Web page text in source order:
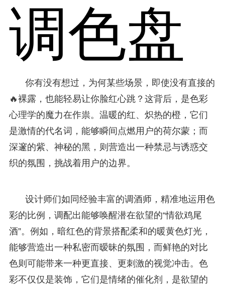
调色盘
你有没有想过，为何某些场景，即使没有直接的
🔥裸露，也能轻易让你脸红心跳？这背后，是色彩
心理学的魔力在作祟。温暖的红、炽热的橙，它们
是激情的代名词，能够瞬间点燃用户的荷尔蒙；而
深邃的紫、神秘的黑，则营造出一种禁忌与诱惑交
织的氛围，挑战着用户的边界。
设计师们如同经验丰富的调酒师，精准地运用色
彩的比例，调配出能够唤醒潜在欲望的“情欲鸡尾
酒”。例如，暗红色的背景搭配柔和的暖黄色灯光，
能够营造出一种私密而暧昧的氛围，而鲜艳的对比
色则可能带来一种更直接、更刺激的视觉冲击。色
彩不仅仅是装饰，它们是情绪的催化剂，是欲望的